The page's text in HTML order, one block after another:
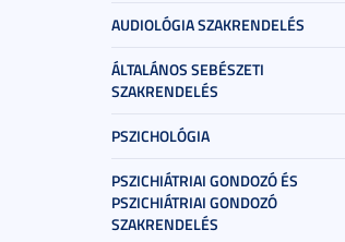
AUDIOLÓGIA SZAKRENDELÉS
ÁLTALÁNOS SEBÉSZETI
SZAKRENDELÉS
PSZICHOLÓGIA
PSZICHIÁTRIAI GONDOZÓ ÉS
PSZICHIÁTRIAI GONDOZÓ
SZAKRENDELÉS